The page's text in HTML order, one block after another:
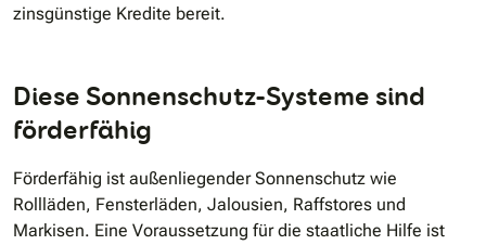
zinsgünstige Kredite bereit.
Diese Sonnenschutz-Systeme sind
förderfähig
Förderfähig ist außenliegender Sonnenschutz wie
Rollläden, Fensterläden, Jalousien, Raffstores und
Markisen. Eine Voraussetzung für die staatliche Hilfe ist